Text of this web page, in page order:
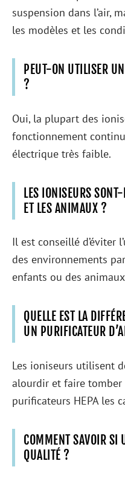
suspension dans l’air,
les modèles et les
PEUT-ON UTILISER
?
Oui, la plupart des
fonctionnement
électrique très faible.
LES IONISEURS
ET LES ANIMAUX ?
Il est conseillé d’éviter
des environnements
enfants ou des
QUELLE EST LA
UN PURIFICATEUR
Les ioniseurs utilisent
alourdir et faire tomber
purificateurs HEPA les
COMMENT SAVOIR SI
QUALITÉ ?